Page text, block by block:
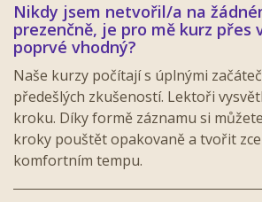
Nikdy jsem netvořil/a na
prezenčně, je pro mě kurz přes
poprvé vhodný?
Naše kurzy počítají s úplnými
předešlých zkušeností. Lektoři
kroku. Díky formě záznamu si
kroky pouštět opakovaně a tvořit
komfortním tempu.